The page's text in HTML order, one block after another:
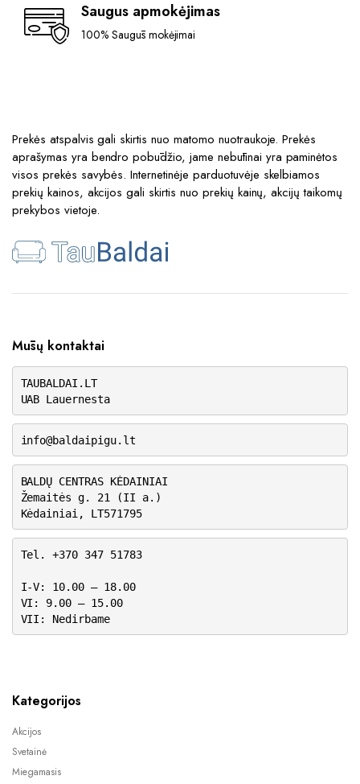
Saugus apmokėjimas
100% Saugūs mokėjimai
Prekės atspalvis gali skirtis nuo matomo nuotraukoje. Prekės
aprašymas yra bendro pobūdžio, jame nebūtinai yra paminėtos
visos prekės savybės. Internetinėje parduotuvėje skelbiamos
prekių kainos, akcijos gali skirtis nuo prekių kainų, akcijų taikomų
prekybos vietoje.
Mūsų kontaktai
TAUBALDAI.LT
UAB Lauernesta
info@baldaipigu.lt
BALDŲ CENTRAS KĖDAINIAI
Žemaitės g. 21 (II a.)
Kėdainiai, LT571795
Tel. +370 347 51783
I-V: 10.00 – 18.00
VI: 9.00 – 15.00
VII: Nedirbame
Kategorijos
Akcijos
Svetainė
Miegamasis